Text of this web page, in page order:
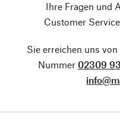
Ihre Fragen und
Customer
Sie erreichen uns
Nummer 02309